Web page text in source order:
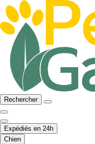
Rechercher
Expédiés en 24h
Chien